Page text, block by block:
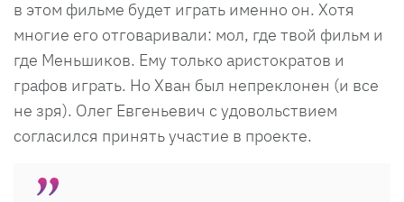
в этом фильме будет играть именно он. Хотя
многие его отговаривали: мол, где твой фильм и
где Меньшиков. Ему только аристократов и
графов играть. Но Хван был непреклонен (и все
не зря). Олег Евгеньевич с удовольствием
согласился принять участие в проекте.